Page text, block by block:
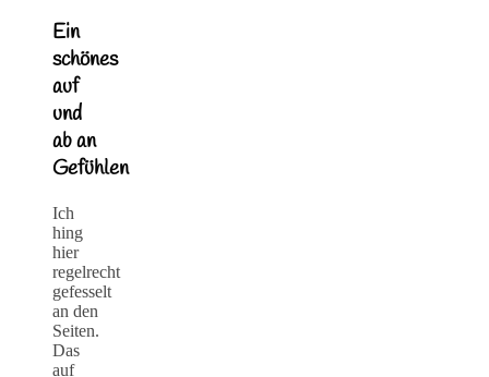
Ein
schönes
auf
und
ab an
Gefühlen
Ich
hing
hier
regelrecht
gefesselt
an den
Seiten.
Das
auf